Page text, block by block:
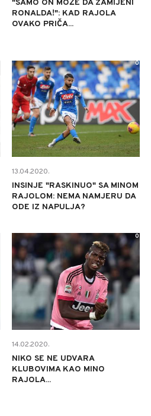
"SAMO ON MOŽE DA ZAMIJENI
RONALDA!": KAD RAJOLA
OVAKO PRIČA...
13.04.2020.
INSINJE "RASKINUO" SA MINOM
RAJOLOM: NEMA NAMJERU DA
ODE IZ NAPULJA?
0
14.02.2020.
NIKO SE NE UDVARA
KLUBOVIMA KAO MINO
RAJOLA...
0